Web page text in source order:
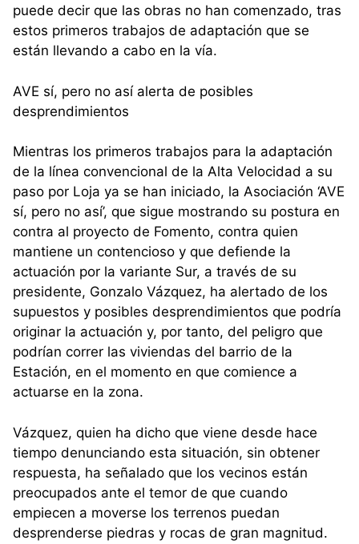
puede decir que las obras no han comenzado, tras
estos primeros trabajos de adaptación que se
están llevando a cabo en la vía.
AVE sí, pero no así alerta de posibles
desprendimientos
Mientras los primeros trabajos para la adaptación
de la línea convencional de la Alta Velocidad a su
paso por Loja ya se han iniciado, la Asociación ‘AVE
sí, pero no así’, que sigue mostrando su postura en
contra al proyecto de Fomento, contra quien
mantiene un contencioso y que defiende la
actuación por la variante Sur, a través de su
presidente, Gonzalo Vázquez, ha alertado de los
supuestos y posibles desprendimientos que podría
originar la actuación y, por tanto, del peligro que
podrían correr las viviendas del barrio de la
Estación, en el momento en que comience a
actuarse en la zona.
Vázquez, quien ha dicho que viene desde hace
tiempo denunciando esta situación, sin obtener
respuesta, ha señalado que los vecinos están
preocupados ante el temor de que cuando
empiecen a moverse los terrenos puedan
desprenderse piedras y rocas de gran magnitud.